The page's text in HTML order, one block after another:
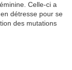
Celle-ci a
détresse pour se
des mutations